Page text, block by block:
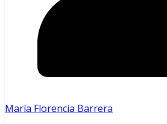
María Florencia Barrera